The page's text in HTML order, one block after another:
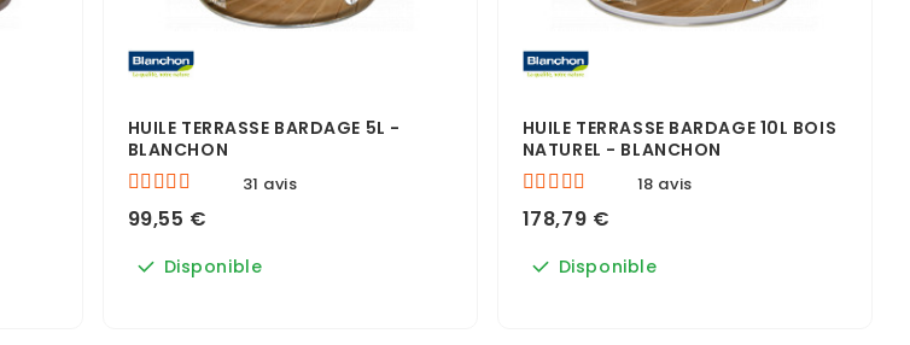
HUILE TERRASSE BARDAGE 5L -
BLANCHON
31 avis
99,55 €
Disponible
HUILE TERRASSE BARDAGE 10L BOIS
NATUREL - BLANCHON
18 avis
178,79 €
Disponible